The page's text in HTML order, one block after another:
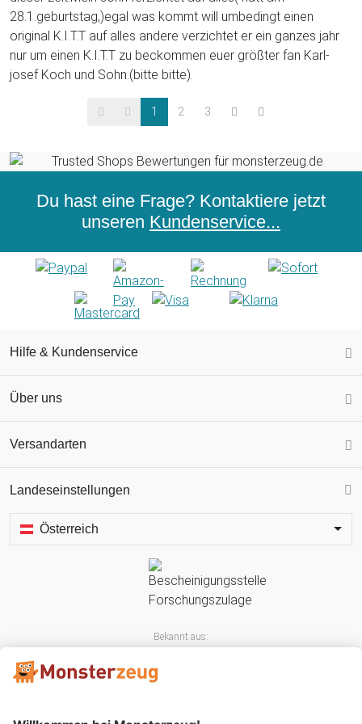
28.1.geburtstag,)egal was kommt will umbedingt einen
original K.I.T.T auf alles andere verzichtet er ein ganzes jahr
nur um einen K.I.T.T zu beckommen euer größter fan Karl-
josef Koch und Sohn.(bitte bitte).
1 2 3
Du hast eine Frage? Kontaktiere jetzt
unseren Kundenservice...
Hilfe & Kundenservice
Über uns
Versandarten
Landeseinstellungen
Österreich
Bekannt aus: